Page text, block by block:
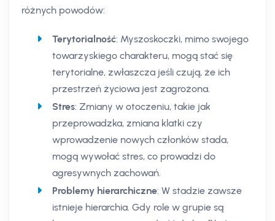
różnych powodów:
Terytorialność: Myszoskoczki, mimo swojego
towarzyskiego charakteru, mogą stać się
terytorialne, zwłaszcza jeśli czują, że ich
przestrzeń życiowa jest zagrożona.
Stres: Zmiany w otoczeniu, takie jak
przeprowadzka, zmiana klatki czy
wprowadzenie nowych członków stada,
mogą wywołać stres, co prowadzi do
agresywnych zachowań.
Problemy hierarchiczne: W stadzie zawsze
istnieje hierarchia. Gdy role w grupie są